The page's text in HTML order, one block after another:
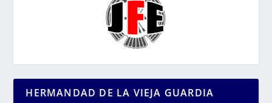
HERMANDAD DE LA VIEJA GUARDIA